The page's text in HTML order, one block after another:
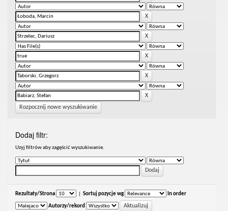
Rozpocznij nowe wyszukiwanie
Dodaj filtr:
Uzyj filtrów aby zagęścić wyszukiwanie.
Rezultaty/Strona Sortuj pozycje wg In order
Autorzy/rekord